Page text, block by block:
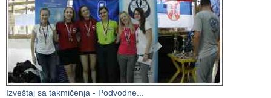
Izveštaj sa takmičenja - Podvodne...